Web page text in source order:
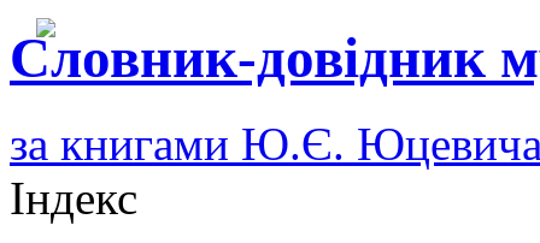
Словник-довідник
за книгами Ю.Є.
Індекс